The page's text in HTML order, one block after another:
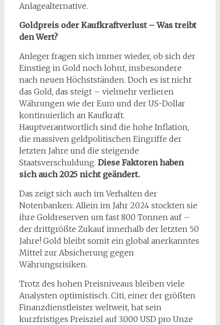
Anlagealternative.
Goldpreis oder Kaufkraftverlust – Was treibt
den Wert?
Anleger fragen sich immer wieder, ob sich der
Einstieg in Gold noch lohnt, insbesondere
nach neuen Höchstständen. Doch es ist nicht
das Gold, das steigt – vielmehr verlieren
Währungen wie der Euro und der US-Dollar
kontinuierlich an Kaufkraft.
Hauptverantwortlich sind die hohe Inflation,
die massiven geldpolitischen Eingriffe der
letzten Jahre und die steigende
Staatsverschuldung. Diese Faktoren haben
sich auch 2025 nicht geändert.
Das zeigt sich auch im Verhalten der
Notenbanken: Allein im Jahr 2024 stockten sie
ihre Goldreserven um fast 800 Tonnen auf –
der drittgrößte Zukauf innerhalb der letzten 50
Jahre! Gold bleibt somit ein global anerkanntes
Mittel zur Absicherung gegen
Währungsrisiken.
Trotz des hohen Preisniveaus bleiben viele
Analysten optimistisch. Citi, einer der größten
Finanzdienstleister weltweit, hat sein
kurzfristiges Preisziel auf 3.000 USD pro Unze